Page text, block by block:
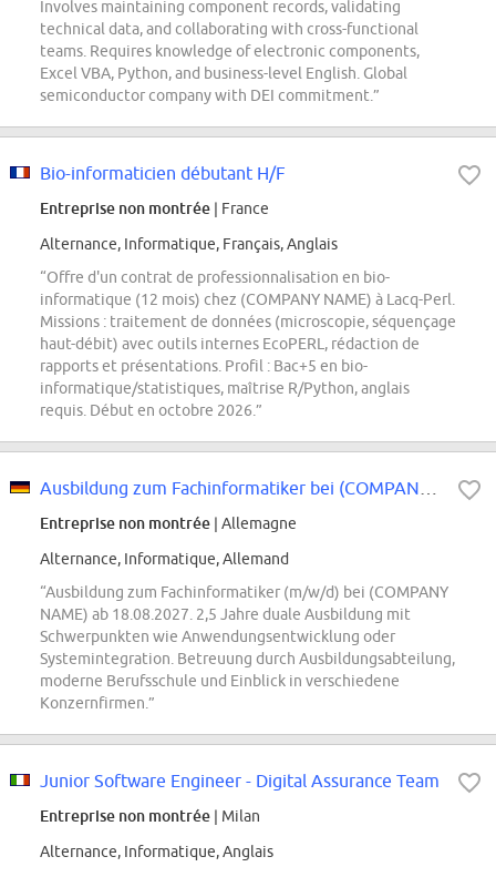
Involves maintaining component records, validating
technical data, and collaborating with cross-functional
teams. Requires knowledge of electronic components,
Excel VBA, Python, and business-level English. Global
semiconductor company with DEI commitment.”
Bio-informaticien débutant H/F
Entreprise non montrée | France
Alternance, Informatique, Français, Anglais
“Offre d'un contrat de professionnalisation en bio-
informatique (12 mois) chez (COMPANY NAME) à Lacq-Perl.
Missions : traitement de données (microscopie, séquençage
haut-débit) avec outils internes EcoPERL, rédaction de
rapports et présentations. Profil : Bac+5 en bio-
informatique/statistiques, maîtrise R/Python, anglais
requis. Début en octobre 2026.”
Entreprise non montrée | Allemagne
Alternance, Informatique, Allemand
“Ausbildung zum Fachinformatiker (m/w/d) bei (COMPANY
NAME) ab 18.08.2027. 2,5 Jahre duale Ausbildung mit
Schwerpunkten wie Anwendungsentwicklung oder
Systemintegration. Betreuung durch Ausbildungsabteilung,
moderne Berufsschule und Einblick in verschiedene
Konzernfirmen.”
Junior Software Engineer - Digital Assurance Team
Entreprise non montrée | Milan
Alternance, Informatique, Anglais